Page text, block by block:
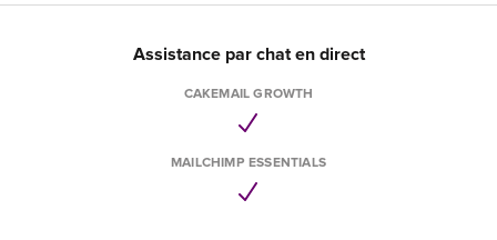
Assistance par chat en direct
CAKEMAIL GROWTH
MAILCHIMP ESSENTIALS